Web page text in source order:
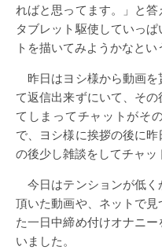
ればと思ってます。」と
タブレット駆使していっ
トを描いてみようかなとい
昨日はヨシ様から動画を
て返信出来ずにいて、そ
てしまってチャットがそ
で、ヨシ様に挨拶の後に
の後少し雑談をしてチャッ
今日はテンションが低く
頂いた動画や、ネットで
た一日中締め付けオナニ
いました。